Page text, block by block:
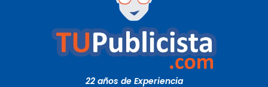
22 años de Experiencia